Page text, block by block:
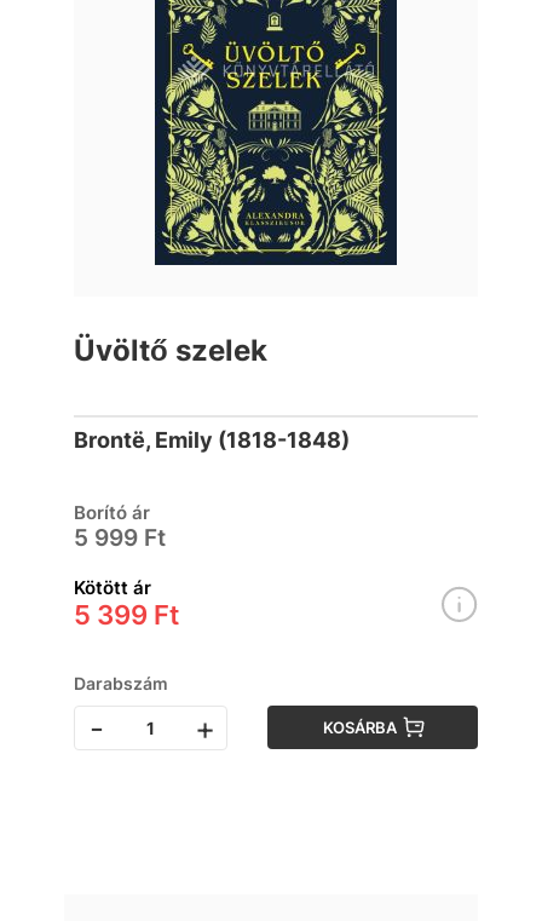
Üvöltő szelek
Brontë, Emily (1818-1848)
Borító ár
5 999 Ft
Kötött ár
5 399 Ft
Darabszám
- + KOSÁRBA